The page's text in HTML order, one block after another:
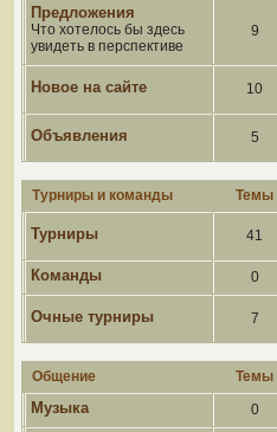
Предложения
Что хотелось бы здесь
увидеть в перспективе
9
Новое на сайте 10
Объявления 5
Турниры и команды Темы
Турниры 41
Команды 0
Очные турниры 7
Общение Темы
Музыка 0